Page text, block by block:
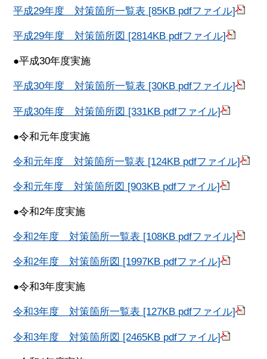
平成29年度 対策箇所一覧表 [85KB pdfファイル]
平成29年度 対策箇所図 [2814KB pdfファイル]
●平成30年度実施
平成30年度 対策箇所一覧表 [30KB pdfファイル]
平成30年度 対策箇所図 [331KB pdfファイル]
●令和元年度実施
令和元年度 対策箇所一覧表 [124KB pdfファイル]
令和元年度 対策箇所図 [903KB pdfファイル]
●令和2年度実施
令和2年度 対策箇所一覧表 [108KB pdfファイル]
令和2年度 対策箇所図 [1997KB pdfファイル]
●令和3年度実施
令和3年度 対策箇所一覧表 [127KB pdfファイル]
令和3年度 対策箇所図 [2465KB pdfファイル]